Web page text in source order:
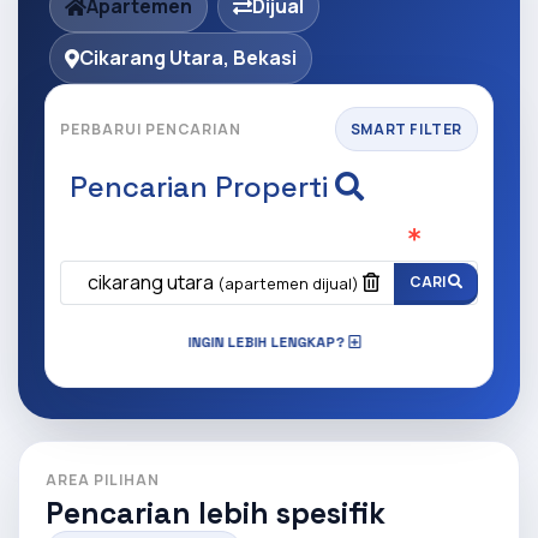
Apartemen
Dijual
Cikarang Utara, Bekasi
PERBARUI PENCARIAN SMART FILTER
Pencarian Properti
cikarang utara (apartemen dijual) CARI
INGIN LEBIH LENGKAP?
AREA PILIHAN
Pencarian lebih spesifik